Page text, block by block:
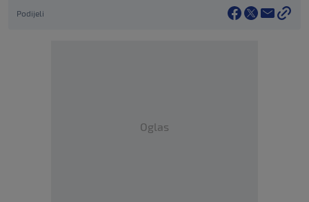
Podijeli
Oglas